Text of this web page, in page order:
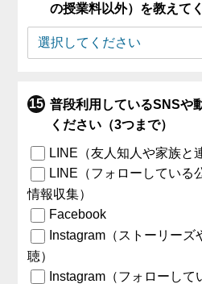
の授業料以外）を教えて
普段利用しているSNSや
ください（3つまで）
LINE（友人知人や家族と
LINE（フォローしている
情報収集）
Facebook
Instagram（ストーリーズ
聴）
Instagram（フォローし